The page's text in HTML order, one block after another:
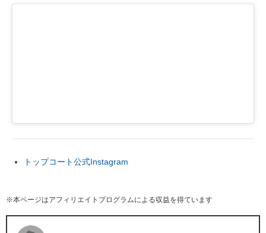
トップコート公式Instagram
※本ページはアフィリエイトプログラムによる収益を得ています